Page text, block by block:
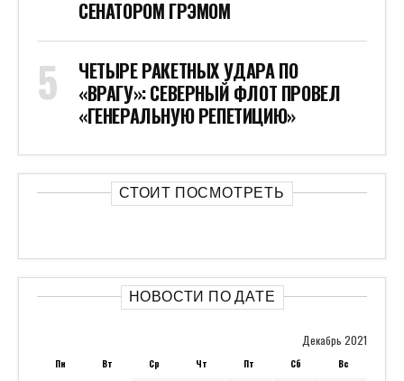
СЕНАТОРОМ ГРЭМОМ
ЧЕТЫРЕ РАКЕТНЫХ УДАРА ПО
«ВРАГУ»: СЕВЕРНЫЙ ФЛОТ ПРОВЕЛ
«ГЕНЕРАЛЬНУЮ РЕПЕТИЦИЮ»
СТОИТ ПОСМОТРЕТЬ
НОВОСТИ ПО ДАТЕ
Декабрь 2021
Пн Вт Ср Чт Пт Сб Вс